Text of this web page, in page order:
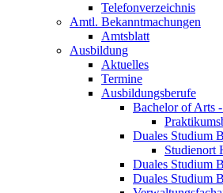
Telefonverzeichnis
Amtl. Bekanntmachungen
Amtsblatt
Ausbildung
Aktuelles
Termine
Ausbildungsberufe
Bachelor of Arts
Duales Studium
Studienort
Duales Studium
Duales Studium